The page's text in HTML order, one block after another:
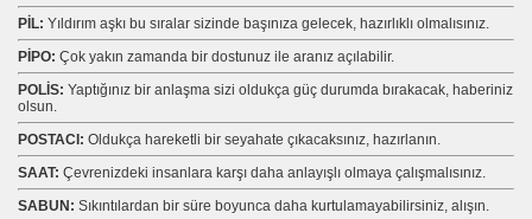
PİL: Yıldırım aşkı bu sıralar sizinde başınıza gelecek, hazırlıklı olmalısınız.
PİPO: Çok yakın zamanda bir dostunuz ile aranız açılabilir.
POLİS: Yaptığınız bir anlaşma sizi oldukça güç durumda bırakacak, haberiniz
olsun.
POSTACI: Oldukça hareketli bir seyahate çıkacaksınız, hazırlanın.
SAAT: Çevrenizdeki insanlara karşı daha anlayışlı olmaya çalışmalısınız.
SABUN: Sıkıntılardan bir süre boyunca daha kurtulamayabilirsiniz, alışın.